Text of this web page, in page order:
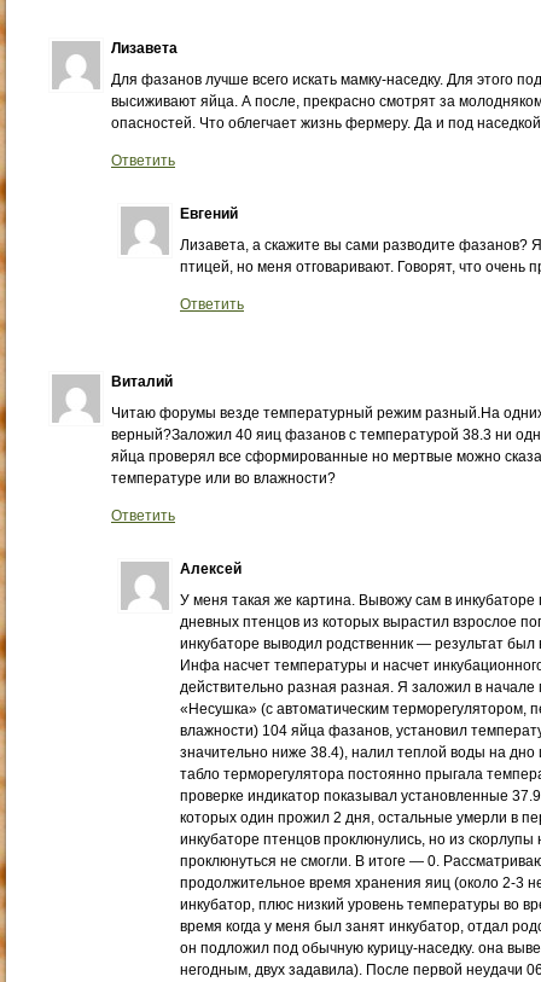
Лизавета
Для фазанов лучше всего искать мамку-наседку. Для этого
высиживают яйца. А после, прекрасно смотрят за
опасностей. Что облегчает жизнь фермеру. Да и под
Ответить
Евгений
Лизавета, а скажите вы сами разводите фазанов?
птицей, но меня отговаривают. Говорят, что очень
Ответить
Виталий
Читаю форумы везде температурный режим разный.На
верный?Заложил 40 яиц фазанов с температурой 38.3 ни
яйца проверял все сформированные но мертвые можно
температуре или во влажности?
Ответить
Алексей
У меня такая же картина. Вывожу сам в
дневных птенцов из которых вырастил взрослое
инкубаторе выводил родственник — результат
Инфа насчет температуры и насчет
действительно разная разная. Я заложил в начале
«Несушка» (с автоматическим терморегулятором,
влажности) 104 яйца фазанов, установил
значительно ниже 38.4), налил теплой воды на
табло терморегулятора постоянно прыгала
проверке индикатор показывал установленные
которых один прожил 2 дня, остальные умерли в
инкубаторе птенцов проклюнулись, но из
проклюнуться не смогли. В итоге — 0.
продолжительное время хранения яиц (около 2-3
инкубатор, плюс низкий уровень температуры во
время когда у меня был занят инкубатор, отдал
он подложил под обычную курицу-наседку. она
негодным, двух задавила). После первой неудачи